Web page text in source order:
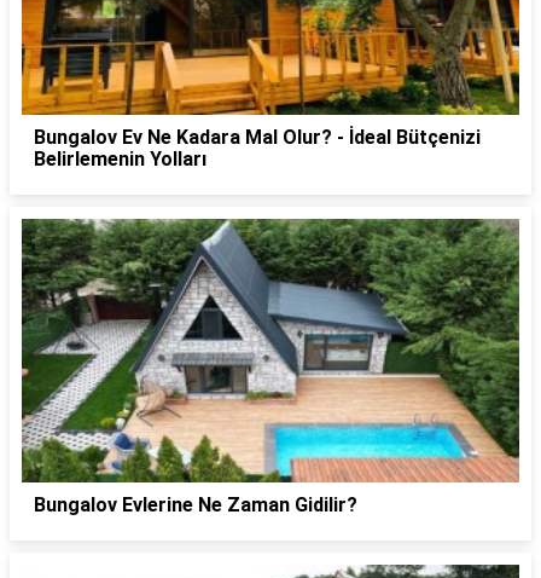
Bungalov Ev Ne Kadara Mal Olur? - İdeal Bütçenizi
Belirlemenin Yolları
Bungalov Evlerine Ne Zaman Gidilir?